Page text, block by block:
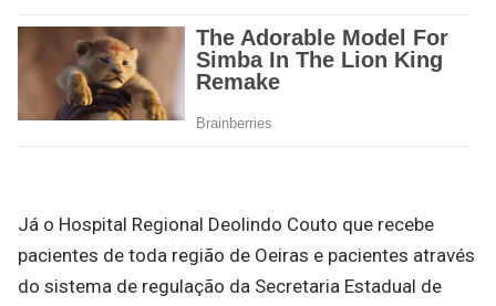
Já o Hospital Regional Deolindo Couto que recebe
pacientes de toda região de Oeiras e pacientes através
do sistema de regulação da Secretaria Estadual de